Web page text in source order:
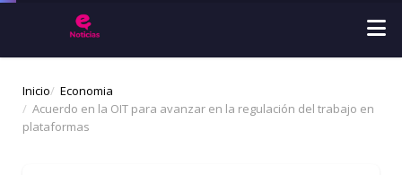
Inicio
Economia
Acuerdo en la OIT para avanzar en la regulación del trabajo en
plataformas